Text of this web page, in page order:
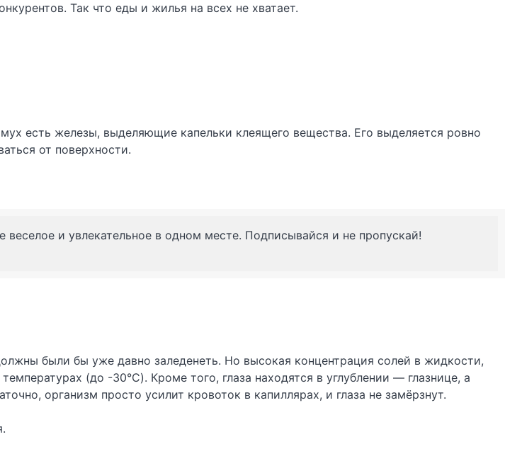
Так что еды и жилья на всех не хватает.
есть железы, выделяющие капельки клеящего вещества. Его выделяется ровно
от поверхности.
веселое и увлекательное в одном месте. Подписывайся и не пропускай!
были бы уже давно заледенеть. Но высокая концентрация солей в жидкости,
(до -30°C). Кроме того, глаза находятся в углублении — глазнице, а
организм просто усилит кровоток в капиллярах, и глаза не замёрзнут.